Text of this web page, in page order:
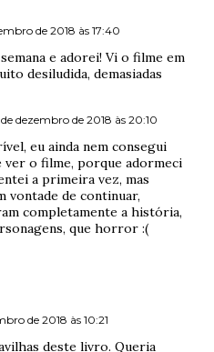
de 2018 às 17:40
e adorei! Vi o filme em
desiludida, demasiadas
dezembro de 2018 às 20:10
eu ainda nem consegui
ver o filme, porque adormeci
a primeira vez, mas
vontade de continuar,
completamente a história,
que horror :(
de 2018 às 10:21
deste livro. Queria